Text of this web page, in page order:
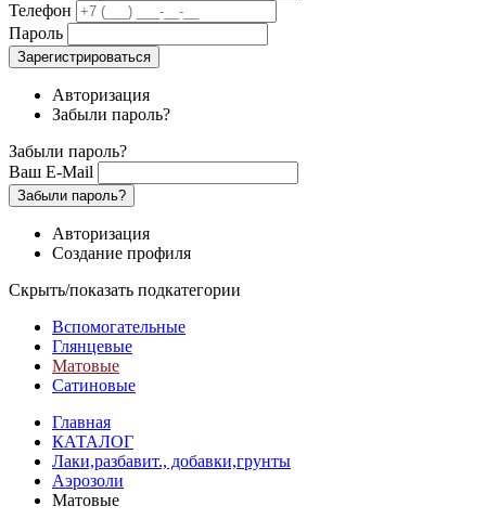
Телефон
Пароль
Зарегистрироваться
Авторизация
Забыли пароль?
Забыли пароль?
Ваш E-Mail
Забыли пароль?
Авторизация
Создание профиля
Скрыть/показать подкатегории
Вспомогательные
Глянцевые
Матовые
Сатиновые
Главная
КАТАЛОГ
Лаки,разбавит., добавки,грунты
Аэрозоли
Матовые